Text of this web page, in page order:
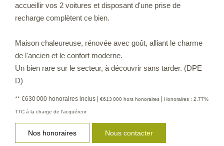
accueillir vos 2 voitures et disposant d'une prise de
recharge complètent ce bien.
Maison chaleureuse, rénovée avec goût, alliant le charme
de l'ancien et le confort moderne.
Un bien rare sur le secteur, à découvrir sans tarder. (DPE
D)
** €630 000 honoraires inclus | €613 000 hors honoraires | Honoraires : 2.77%
TTC à la charge de l'acquéreur
Nos honoraires Nous contacter